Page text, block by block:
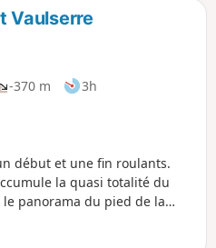
Vaulserre
-370 m
3h
début et une fin roulants.
la quasi totalité du
panorama du pied de la